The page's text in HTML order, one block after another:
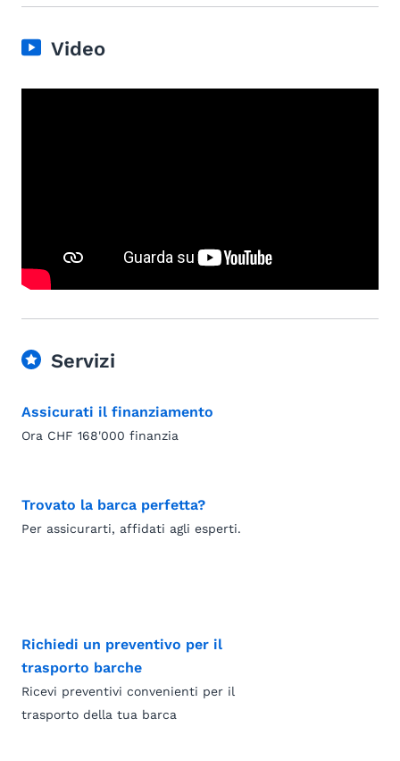
Video
Servizi
Assicurati il finanziamento
Ora CHF 168'000 finanzia
Trovato la barca perfetta?
Per assicurarti, affidati agli esperti.
Richiedi un preventivo per il
trasporto barche
Ricevi preventivi convenienti per il
trasporto della tua barca